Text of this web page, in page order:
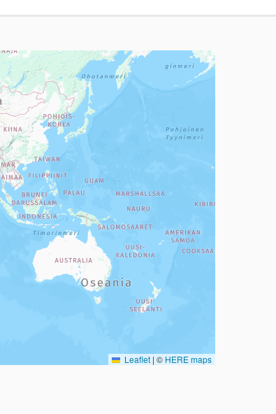
voi olla vaikeaselkoinen.
Leaflet | © HERE maps